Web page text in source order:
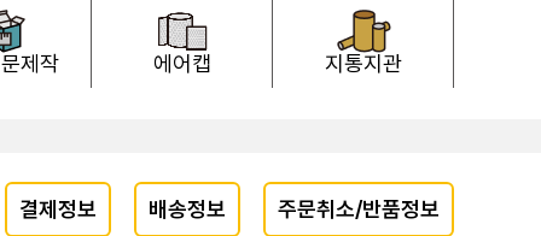
제작 에어캡 지통지관
결제정보 배송정보 주문취소/반품정보